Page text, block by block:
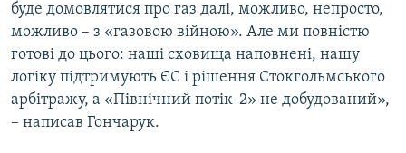
буде домовлятися про газ далі, можливо, непросто,
можливо – з «газовою війною». Але ми повністю
готові до цього: наші сховища наповнені, нашу
логіку підтримують ЄС і рішення Стокгольмського
арбітражу, а «Північний потік-2» не добудований»,
– написав Гончарук.